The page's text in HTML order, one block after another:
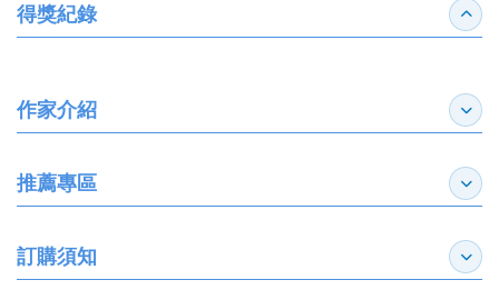
得獎紀錄 收合
作家介紹 展開
推薦專區 展開
訂購須知 展開